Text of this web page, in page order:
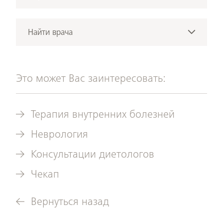
1190 Вена
Найти врача
направления
Это может Вас заинтересовать:
Терапия внутренних болезней
Неврология
Консультации диетологов
Чекап
Вернуться назад